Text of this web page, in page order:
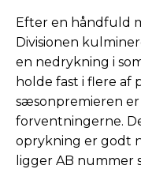
Efter en håndfuld
Divisionen
en nedrykning i
holde fast i flere af
sæsonpremieren
forventningerne.
oprykning er godt
ligger AB nummer